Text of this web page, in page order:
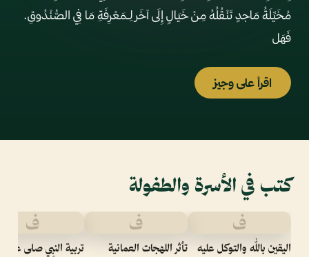
مُخَيِّلَةُ مَاجدٍ تَنْقُلُهُ مِنْ خَيَالٍ إِلَى آخَر لـِمَعْرِفَةِ مَا فِي الصُّنْدُوقِ.
فَهَل
اقرأ على وجيز
كتب في الأسرة والطفولة
ف
اليقين بالله والتوكل عليه
ف
تأثر اللهجات العمانية
ف
تربية النبي صلى عليه